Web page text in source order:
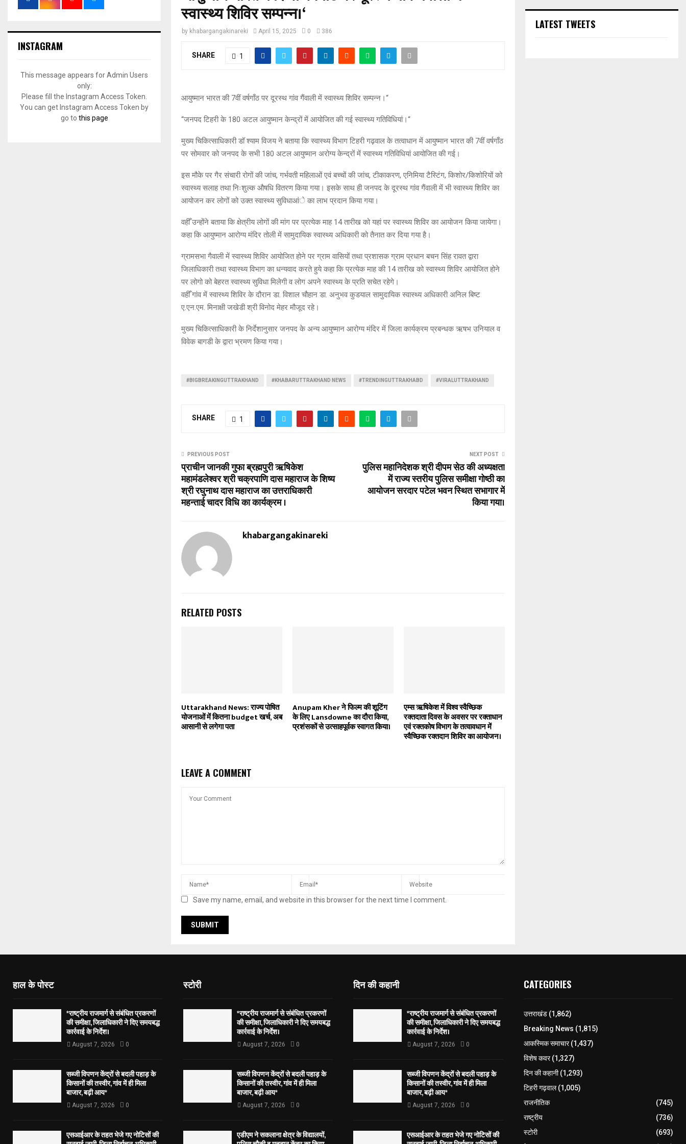
स्वास्थ्य शिविर सम्पन्न।‘
by khabargangakinareki April 15, 2025 0 386
SHARE 1
आयुष्मान भारत की 7वीं वर्षगाँठ पर दूरस्थ गांव गैंवाली में स्वास्थ्य शिविर सम्पन्न।‘‘
‘‘जनपद टिहरी के 180 अटल आयुष्मान केन्द्रों में आयोजित की गई स्वास्थ्य गतिविधियां।‘‘
मुख्य चिकित्साधिकारी डॉ श्याम विजय ने बताया कि स्वास्थ्य विभाग टिहरी गढ़वाल के तत्वाधान में आयुष्मान भारत की 7वीं वर्षगाँठ
पर सोमवार को जनपद के सभी 180 अटल आयुष्मान अरोग्य केन्द्रों में स्वास्थ्य गतिविधियां आयोजित की गई।
इस मौके पर गैर संचारी रोगों की जांच, गर्भवती महिलाओं एवं बच्चों की जांच, टीकाकरण, एनिमिया टैस्टिंग, किशोर/किशोरियों को
स्वास्थ्य सलाह तथा निःशुल्क औषधि वितरण किया गया। इसके साथ ही जनपद के दूरस्थ गांव गैंवाली में भी स्वास्थ्य शिविर का
आयोजन कर लोगों को उक्त स्वास्थ्य सुविधाआंे का लाभ प्रदान किया गया।
वहीँ उन्होंने बताया कि क्षेत्रीय लोगों की मांग पर प्रत्येक माह 14 तारीख को यहां पर स्वास्थ्य शिविर का आयोजन किया जायेगा।
कहा कि आयुष्मान आरोग्य मंदिर तोली में सामुदायिक स्वास्थ्य अधिकारी को तैनात कर दिया गया है।
ग्रामसभा गैवाली में स्वास्थ्य शिविर आयोजित होने पर ग्राम वासियों तथा प्रशासक ग्राम प्रधान बचन सिंह रावत द्वारा
जिलाधिकारी तथा स्वास्थ्य विभाग का धन्यवाद करते हुये कहा कि प्रत्येक माह की 14 तारीख को स्वास्थ्य शिविर आयोजित होने
पर लोगो को बेहरत स्वास्थ्य सुविधा मिलेगी व लोग अपने स्वास्थ्य के प्रति सचेत रहेगे।
वहीँ गांव में स्वास्थ्य शिविर के दौरान डा. विशाल चौहान डा. अनुभव कुडयाल सामुदायिक स्वास्थ्य अधिकारी अनिल बिष्ट
ए.एन.एम. मिनाक्षी जखेडी श्री विनोद मेहर मौजूद रहे।
मुख्य चिकित्साधिकारी के निर्देशानुसार जनपद के अन्य आयुष्मान आरोग्य मंदिर में जिला कार्यक्रम प्रबन्धक ऋषभ उनियाल व
विवेक बागडी के द्वारा भ्रमण किया गया।
#BIGBREAKINGUTTRAKHAND #KHABARUTTRAKHAND NEWS #TRENDINGUTTRAKHABD #VIRALUTTRAKHAND
SHARE 1
PREVIOUS POST
प्राचीन जानकी गुफा ब्रह्मपुरी ऋषिकेश
महामंडलेश्वर श्री चक्रपाणि दास महाराज के शिष्य
श्री रघुनाथ दास महाराज का उत्तराधिकारी
महन्ताई चादर विधि का कार्यक्रम ।
NEXT POST
पुलिस महानिदेशक श्री दीपम सेठ की अध्यक्षता
में राज्य स्तरीय पुलिस समीक्षा गोष्ठी का
आयोजन सरदार पटेल भवन स्थित सभागार में
किया गया।
khabargangakinareki
RELATED POSTS
Uttarakhand News: राज्य पोषित
योजनाओं में कितना budget खर्च, अब
आसानी से लगेगा पता
Anupam Kher ने फिल्म की शूटिंग
के लिए Lansdowne का दौरा किया,
प्रशंसकों से उत्साहपूर्वक स्वागत किया।
एम्स ऋषिकेश में विश्व स्वैच्छिक
रक्तदाता दिवस के अवसर पर रक्ताधान
एवं रक्तकोष विभाग के तत्वावधान में
स्वैच्छिक रक्तदान शिविर का आयोजन।
LEAVE A COMMENT
Save my name, email, and website in this browser for the next time I comment.
INSTAGRAM
This message appears for Admin Users
only:
Please fill the Instagram Access Token.
You can get Instagram Access Token by
go to this page
LATEST TWEETS
हाल के पोस्ट
*राष्ट्रीय राजमार्ग से संबंधित प्रकरणों
की समीक्षा, जिलाधिकारी ने दिए समयबद्ध
कार्रवाई के निर्देश।
August 7, 2026 0
सब्जी विपणन केंद्रों से बदली पहाड़ के
किसानों की तस्वीर, गांव में ही मिला
बाजार, बढ़ी आय*
August 7, 2026 0
एसआईआर के तहत भेजे गए नोटिसों की
स्टोरी
*राष्ट्रीय राजमार्ग से संबंधित प्रकरणों
की समीक्षा, जिलाधिकारी ने दिए समयबद्ध
कार्रवाई के निर्देश।
August 7, 2026 0
सब्जी विपणन केंद्रों से बदली पहाड़ के
किसानों की तस्वीर, गांव में ही मिला
बाजार, बढ़ी आय*
August 7, 2026 0
एडीएम ने सकलाना क्षेत्र के विद्यालयों,
दिन की कहानी
*राष्ट्रीय राजमार्ग से संबंधित प्रकरणों
की समीक्षा, जिलाधिकारी ने दिए समयबद्ध
कार्रवाई के निर्देश।
August 7, 2026 0
सब्जी विपणन केंद्रों से बदली पहाड़ के
किसानों की तस्वीर, गांव में ही मिला
बाजार, बढ़ी आय*
August 7, 2026 0
एसआईआर के तहत भेजे गए नोटिसों की
CATEGORIES
उत्तराखंड(1,862)
Breaking News (1,815)
आकस्मिक समाचार(1,437)
विशेष कवर(1,327)
दिन की कहानी(1,293)
टिहरी गढ़वाल(1,005)
राजनीतिक
(745)
राष्ट्रीय
(736)
स्टोरी
(693)